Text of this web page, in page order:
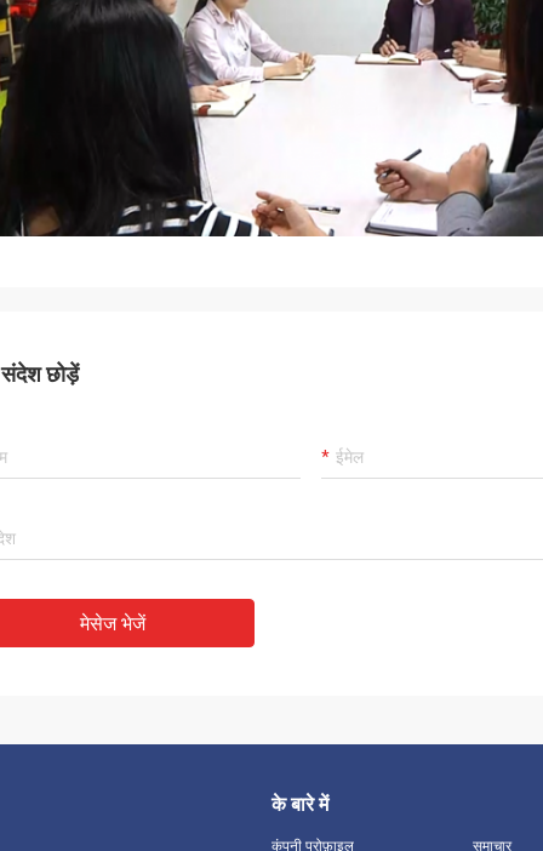
छोड़ें
मेसेज भेजें
के बारे में
कंपनी प्रोफ़ाइल समाचार